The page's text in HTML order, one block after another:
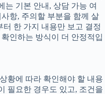
는 기본 안내, 상담 가능 여
항, 주의할 부분을 함께 살
한 가지 내용만 보고 결정
인하는 방식이 더 안정적입
황에 따라 확인해야 할 내용
필요한 경우도 있고, 조건을